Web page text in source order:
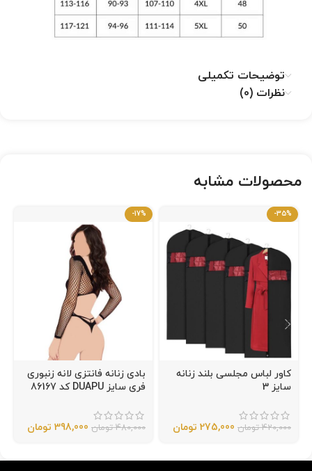
توضیحات تکمیلی
نظرات (0)
محصولات مشابه
-35%
کاور لباس مجلسی بلند زنانه
سایز 3
420,000 تومان 275,000 تومان
-17%
بادی زنانه فانتزی لانه زنبوری
فری سایز DUAPU کد 86167
480,000 تومان 398,000 تومان